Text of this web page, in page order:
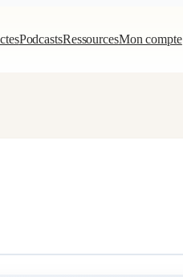
PodcastsRessourcesMon compte